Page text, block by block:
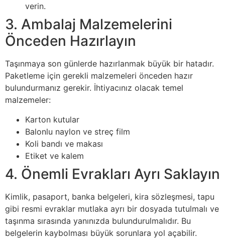
verin.
3. Ambalaj Malzemelerini
Önceden Hazırlayın
Taşınmaya son günlerde hazırlanmak büyük bir hatadır.
Paketleme için gerekli malzemeleri önceden hazır
bulundurmanız gerekir. İhtiyacınız olacak temel
malzemeler:
Karton kutular
Balonlu naylon ve streç film
Koli bandı ve makası
Etiket ve kalem
4. Önemli Evrakları Ayrı Saklayın
Kimlik, pasaport, banka belgeleri, kira sözleşmesi, tapu
gibi resmi evraklar mutlaka ayrı bir dosyada tutulmalı ve
taşınma sırasında yanınızda bulundurulmalıdır. Bu
belgelerin kaybolması büyük sorunlara yol açabilir.